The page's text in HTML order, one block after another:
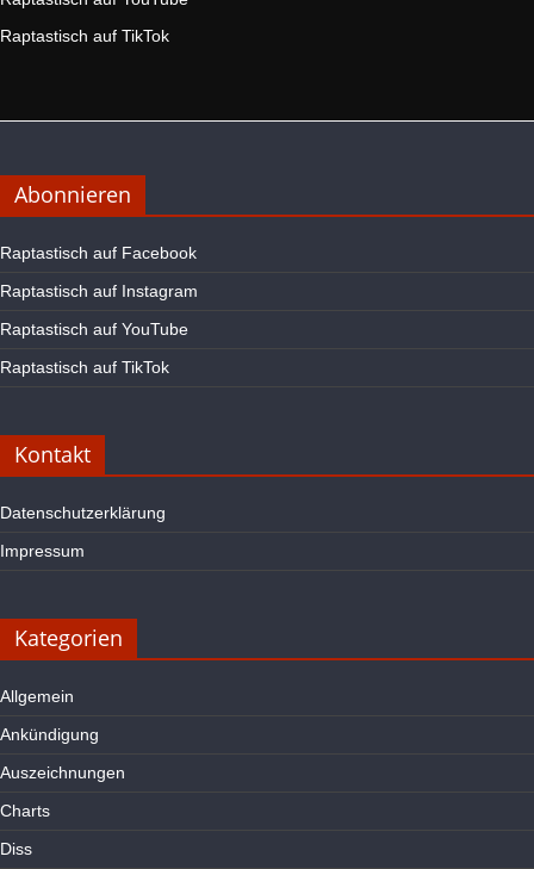
Raptastisch auf TikTok
Abonnieren
Raptastisch auf Facebook
Raptastisch auf Instagram
Raptastisch auf YouTube
Raptastisch auf TikTok
Kontakt
Datenschutzerklärung
Impressum
Kategorien
Allgemein
Ankündigung
Auszeichnungen
Charts
Diss